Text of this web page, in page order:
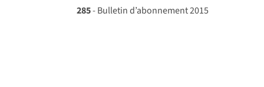
285- Bulletin d’abonnement 2015